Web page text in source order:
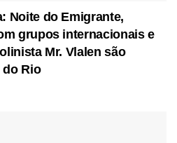
Noite do Emigrante,
grupos internacionais e
Mr. Vlalen são
do Rio